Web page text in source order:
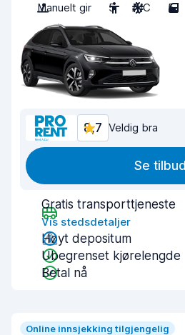
Manuelt gir
5 A/C 5
8,7 Veldig bra
Se tilbud
Gratis transporttjeneste
Vis stedsdetaljer
Høyt depositum
Ubegrenset kjørelengde
Betal nå
Online innsjekking tilgjengelig